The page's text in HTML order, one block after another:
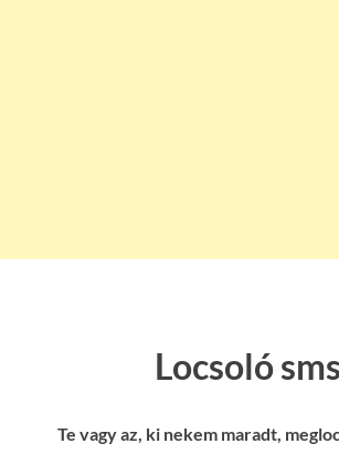
Locsoló sms
Te vagy az, ki nekem maradt,